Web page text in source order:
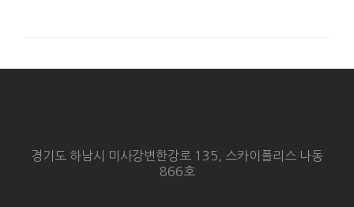
경기도 하남시 미사강변한강로 135, 스카이폴리스 나동
866호